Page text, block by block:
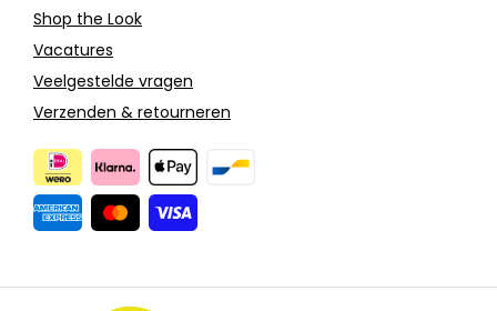
Shop the Look
Vacatures
Veelgestelde vragen
Verzenden & retourneren